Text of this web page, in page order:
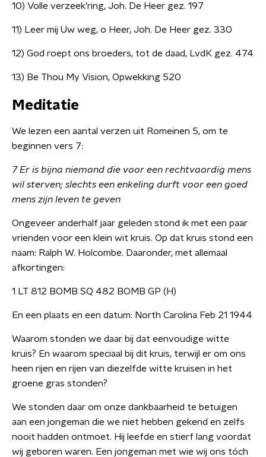
10) Volle verzeek’ring, Joh. De Heer gez. 197
11) Leer mij Uw weg, o Heer, Joh. De Heer gez. 330
12) God roept ons broeders, tot de daad, LvdK gez. 474
13) Be Thou My Vision, Opwekking 520
Meditatie
We lezen een aantal verzen uit Romeinen 5, om te
beginnen vers 7:
7 Er is bijna niemand die voor een rechtvaardig mens
wil sterven; slechts een enkeling durft voor een goed
mens zijn leven te geven
Ongeveer anderhalf jaar geleden stond ik met een paar
vrienden voor een klein wit kruis. Op dat kruis stond een
naam: Ralph W. Holcombe. Daaronder, met allemaal
afkortingen:
1 LT 812 BOMB SQ 482 BOMB GP (H)
En een plaats en een datum: North Carolina Feb 21 1944
Waarom stonden we daar bij dat eenvoudige witte
kruis? En waarom speciaal bij dit kruis, terwijl er om ons
heen rijen en rijen van diezelfde witte kruisen in het
groene gras stonden?
We stonden daar om onze dankbaarheid te betuigen
aan een jongeman die we niet hebben gekend en zelfs
nooit hadden ontmoet. Hij leefde en stierf lang voordat
wij geboren waren. Een jongeman met wie wij ons tóch